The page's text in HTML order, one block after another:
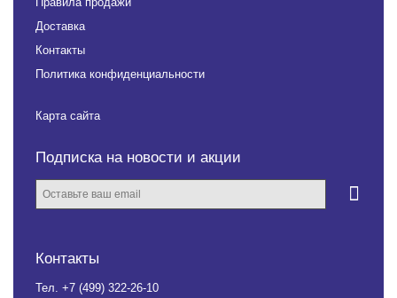
Доставка
Контакты
Политика конфиденциальности
Карта сайта
Подписка на новости и акции
Контакты
Тел. +7 (499) 322-26-10